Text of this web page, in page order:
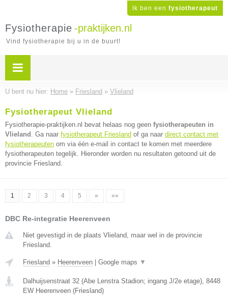
Ik ben een fysiotherapeut
Fysiotherapie -praktijken.nl
Vind fysiotherapie bij u in de buurt!
U bent nu hier: Home » Friesland » Vlieland
Fysiotherapeut Vlieland
Fysiotherapie-praktijken.nl bevat helaas nog geen fysiotherapeuten in
Vlieland . Ga naar fysiotherapeut Friesland of ga naar direct contact met
fysiotherapeuten om via één e-mail in contact te komen met meerdere
fysiotherapeuten tegelijk. Hieronder worden nu resultaten getoond uit de
provincie Friesland.
1 2 3 4 5 » »»
DBC Re-integratie Heerenveen
Niet gevestigd in de plaats Vlieland, maar wel in de provincie
Friesland.
Friesland » Heerenveen Google maps ▼
Dalhuijsenstraat 32 (Abe Lenstra Stadion; ingang J/2e etage), 8448
EW Heerenveen (Friesland)